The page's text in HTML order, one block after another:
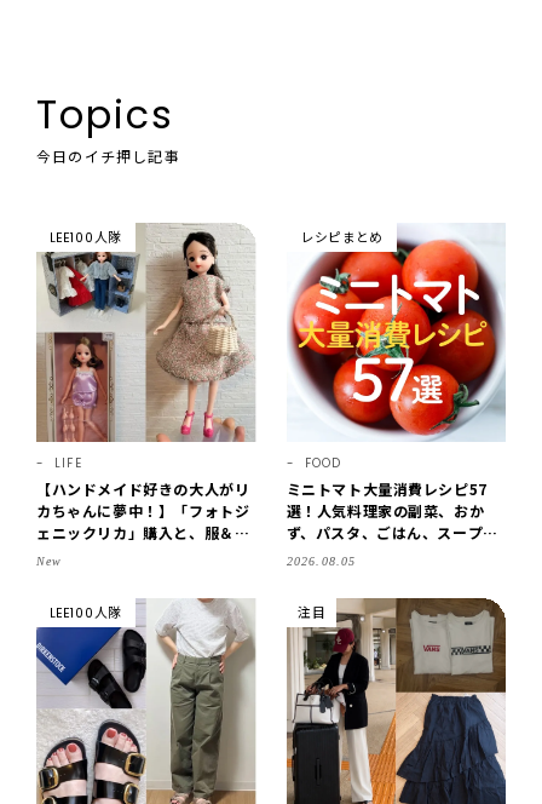
Topics
今日のイチ押し記事
LEE100人隊
LIFE
【ハンドメイド好きの大人がリ
カちゃんに夢中！】「フォトジ
ェニックリカ」購入と、服＆ク
ローゼットの手づくり実例をご
New
レシピまとめ
FOOD
ミニトマト大量消費レシピ57
選！人気料理家の副菜、おか
ず、パスタ、ごはん、スープま
で【保存版】
2026.08.05
LEE100人隊 注目